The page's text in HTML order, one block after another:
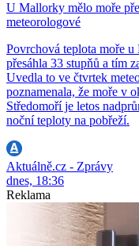
U Mallorky mělo moře
meteorologové
Povrchová teplota moře
přesáhla 33 stupňů a tím
Uvedla to ve čtvrtek
poznamenala, že moře v
Středomoří je letos
noční teploty na pobřeží.
Aktuálně.cz - Zprávy
dnes, 18:36
Reklama